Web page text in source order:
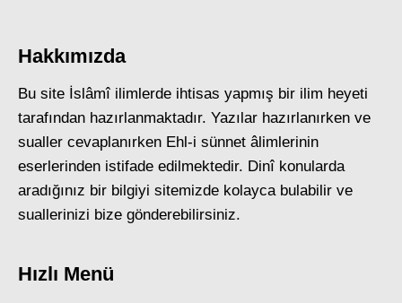
Hakkımızda
Bu site İslâmî ilimlerde ihtisas yapmış bir ilim heyeti
tarafından hazırlanmaktadır. Yazılar hazırlanırken ve
sualler cevaplanırken Ehl-i sünnet âlimlerinin
eserlerinden istifade edilmektedir. Dinî konularda
aradığınız bir bilgiyi sitemizde kolayca bulabilir ve
suallerinizi bize gönderebilirsiniz.
Hızlı Menü